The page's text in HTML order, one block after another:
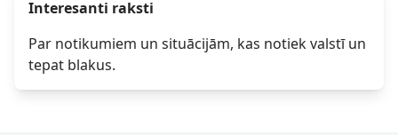
Interesanti raksti
Par notikumiem un situācijām, kas notiek valstī un
tepat blakus.